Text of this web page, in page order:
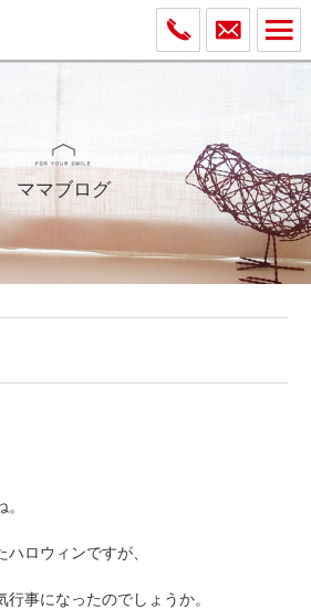
ママブログ
ロウィンですが、
事になったのでしょうか。